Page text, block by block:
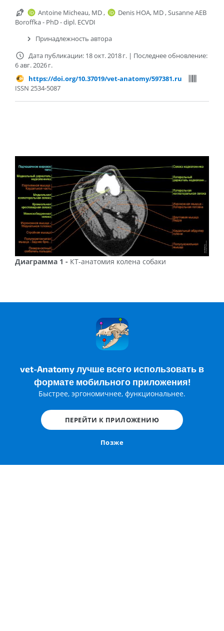
vet-Anatomy лучше всего использовать в
формате мобильного приложения!
Быстрее, эргономичнее, функциональнее.
ПЕРЕЙТИ К ПРИЛОЖЕНИЮ
Позже
Antoine Micheau, MD, Denis HOA, MD,Susanne AEB
Boroffka - PhD - dipl. ECVDI
Принадлежность автора
Дата публикации: 18 окт. 2018 г. | Последнее обновление:
6 авг. 2026 г.
https://doi.org/10.37019/vet-anatomy/597381.ru
ISSN 2534-5087
Диаграмма 1 - КТ-анатомия колена собаки
Диаграмма 2 -
КТ-анатомия колена собаки : Мышцы,
Сухожилие, Связки